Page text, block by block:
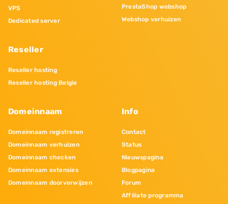
VPS
Dedicated server
Reseller
Reseller hosting
Reseller hosting Belgie
PrestaShop webshop
Webshop verhuizen
Domeinnaam
Domeinnaam registreren
Domeinnaam verhuizen
Domeinnaam checken
Domeinnaam extensies
Domeinnaam doorverwijzen
Info
Contact
Status
Nieuwspagina
Blogpagina
Forum
Affiliate programma